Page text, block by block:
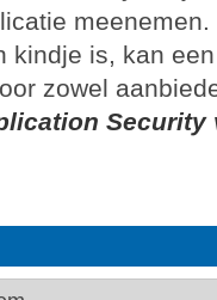
kindje is, kan
zowel
Security